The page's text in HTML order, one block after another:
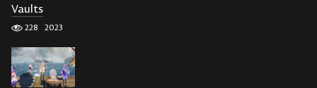
Vaults
228 2023